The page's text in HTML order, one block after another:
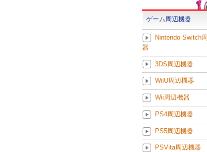
ゲーム周辺機器
Nintendo Switch
器
3DS周辺機器
WiiU周辺機器
Wii周辺機器
PS4周辺機器
PS5周辺機器
PSVita周辺機器